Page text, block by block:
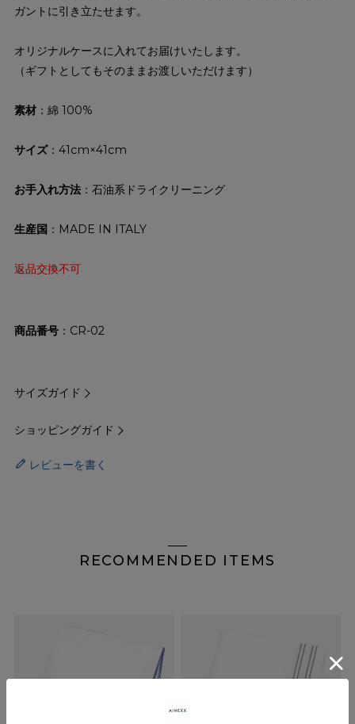
ガントに引き立たせます。
オリジナルケースに入れてお届けいたします。
（ギフトとしてもそのままお渡しいただけます）
素材：綿 100%
サイズ：41cm×41cm
お手入れ方法：石油系ドライクリーニング
生産国 ：MADE IN ITALY
返品交換不可
商品番号 CR-02
サイズガイド
ショッピングガイド
レビューを書く
RECOMMENDED ITEMS